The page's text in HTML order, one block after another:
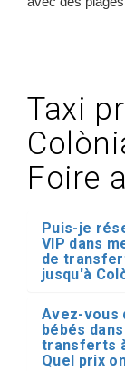
Taxi
Foire
Puis-je
VIP dans
de
jusqu'à
Avez-vous
bébés
transferts
Quel prix